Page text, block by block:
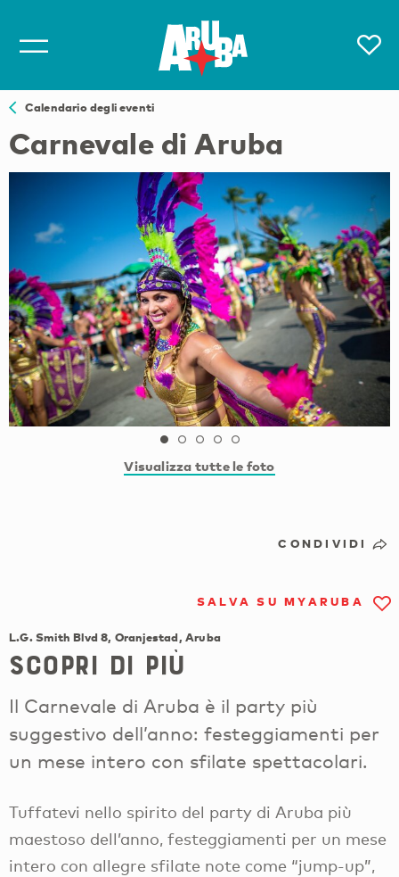
Calendario degli eventi
Carnevale di Aruba
Visualizza tutte le foto
CONDIVIDI
SALVA SU MYARUBA
L.G. Smith Blvd 8, Oranjestad, Aruba
Scopri di più
Il Carnevale di Aruba è il party più
suggestivo dell’anno: festeggiamenti per
un mese intero con sfilate spettacolari.
Tuffatevi nello spirito del party di Aruba più
maestoso dell’anno, festeggiamenti per un mese
intero con allegre sfilate note come “jump-up”,